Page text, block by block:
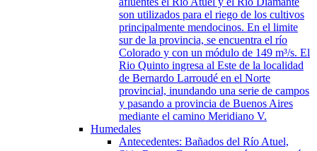
son utilizados para el riego de los cultivos
principalmente mendocinos. En el limite
sur de la provincia, se encuentra el río
Colorado y con un módulo de 149 m³/s. El
Rio Quinto ingresa al Este de la localidad
de Bernardo Larroudé en el Norte
provincial, inundando una serie de campos
y pasando a provincia de Buenos Aires
mediante el camino Meridiano V.
Humedales
Antecedentes: Bañados del Río Atuel,